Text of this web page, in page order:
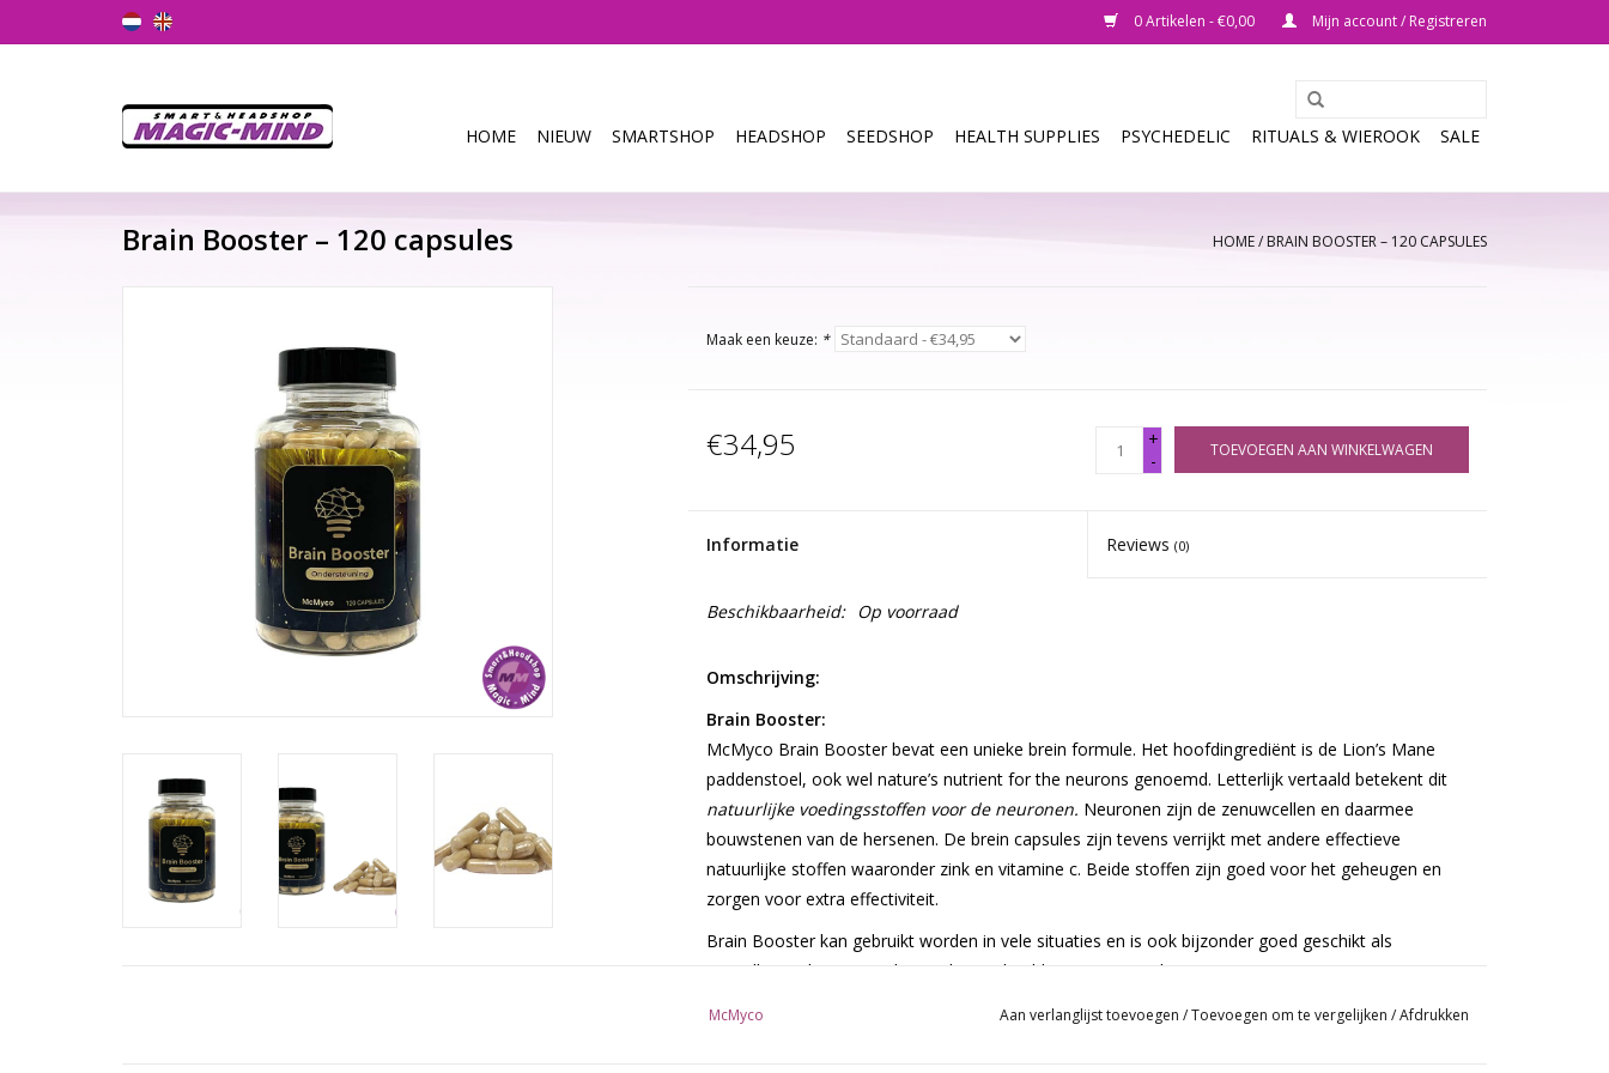
0 Artikelen - €0,00 Mijn account / Registreren
HOME NIEUW SMARTSHOP HEADSHOP SEEDSHOP HEALTH SUPPLIES PSYCHEDELIC RITUALS & WIEROOK SALE
Brain Booster – 120 capsules HOME/BRAIN BOOSTER – 120 CAPSULES
Maak een keuze: *
€34,95
+
-
TOEVOEGEN AAN WINKELWAGEN
Informatie Reviews(0)
Beschikbaarheid: Op voorraad
Omschrijving:
Brain Booster:
McMyco Brain Booster bevat een unieke brein formule. Het hoofdingrediënt is de Lion’s Mane
paddenstoel, ook wel nature’s nutrient for the neurons genoemd. Letterlijk vertaald betekent dit
natuurlijke voedingsstoffen voor de neuronen. Neuronen zijn de zenuwcellen en daarmee
bouwstenen van de hersenen. De brein capsules zijn tevens verrijkt met andere effectieve
natuurlijke stoffen waaronder zink en vitamine c. Beide stoffen zijn goed voor het geheugen en
zorgen voor extra effectiviteit.
Brain Booster kan gebruikt worden in vele situaties en is ook bijzonder goed geschikt als
aanvulling tijdens microdosing, bijvoorbeeld met McMicrodose.
McMyco kwaliteitsstandaard extract
McMyco Aan verlanglijst toevoegen /Toevoegen om te vergelijken /Afdrukken